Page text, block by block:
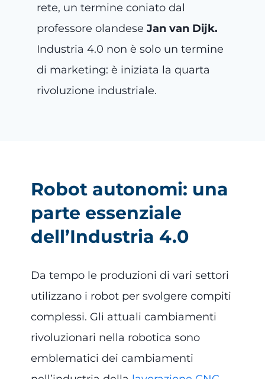
rete, un termine coniato dal
professore olandese Jan van Dijk.
Industria 4.0 non è solo un termine
di marketing: è iniziata la quarta
rivoluzione industriale.
Robot autonomi: una
parte essenziale
dell’Industria 4.0
Da tempo le produzioni di vari settori
utilizzano i robot per svolgere compiti
complessi. Gli attuali cambiamenti
rivoluzionari nella robotica sono
emblematici dei cambiamenti